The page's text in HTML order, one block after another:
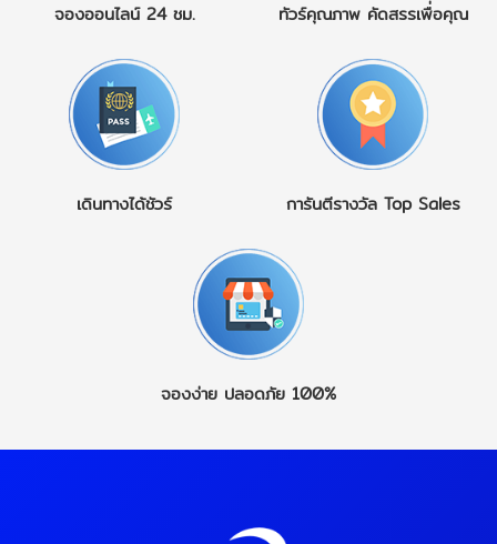
จองออนไลน์ 24 ชม. ทัวร์คุณภาพ คัดสรรเพื่อคุณ
เดินทางได้ชัวร์ การันตีรางวัล Top Sales
จองง่าย ปลอดภัย 100%